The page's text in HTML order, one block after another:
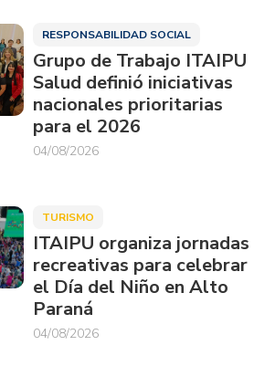
RESPONSABILIDAD SOCIAL
Grupo de Trabajo ITAIPU
Salud definió iniciativas
nacionales prioritarias
para el 2026
04/08/2026
TURISMO
ITAIPU organiza jornadas
recreativas para celebrar
el Día del Niño en Alto
Paraná
04/08/2026